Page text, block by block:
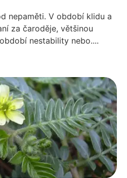
nepaměti. V období klidu a
za čaroděje, většinou
nestability nebo....